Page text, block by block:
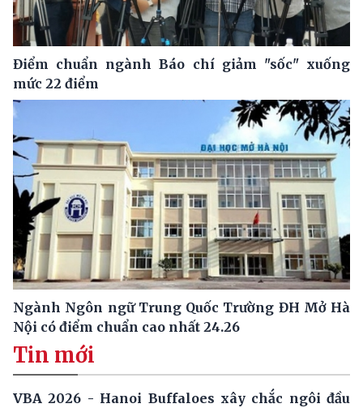
Điểm chuẩn ngành Báo chí giảm "sốc" xuống
mức 22 điểm
Ngành Ngôn ngữ Trung Quốc Trường ĐH Mở Hà
Nội có điểm chuẩn cao nhất 24.26
Tin mới
VBA 2026 - Hanoi Buffaloes xây chắc ngôi đầu